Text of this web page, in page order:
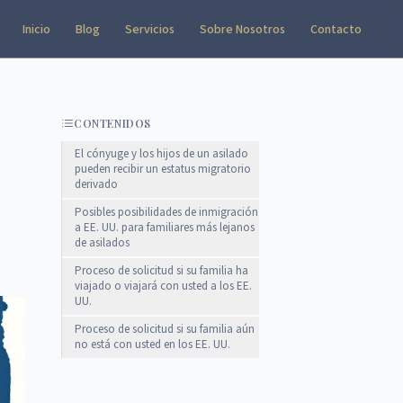
Inicio Blog Servicios Sobre Nosotros Contacto
CONTENIDOS
El cónyuge y los hijos de un asilado
pueden recibir un estatus migratorio
derivado
Posibles posibilidades de inmigración
a EE. UU. para familiares más lejanos
de asilados
Proceso de solicitud si su familia ha
viajado o viajará con usted a los EE.
UU.
Proceso de solicitud si su familia aún
no está con usted en los EE. UU.